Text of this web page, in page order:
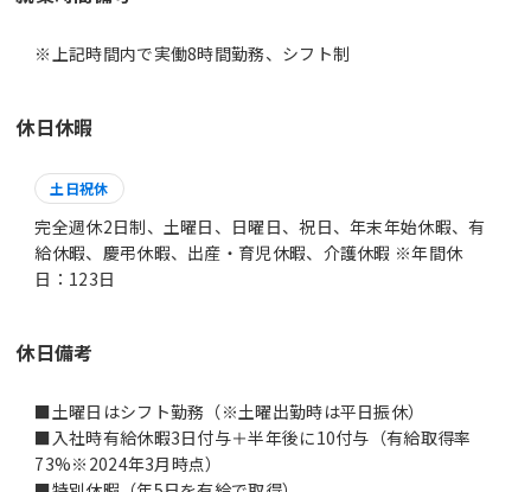
休日休暇
土日祝休
完全週休2日制、土曜日、日曜日、祝日、年末年始休暇、有
給休暇、慶弔休暇、出産・育児休暇、介護休暇 ※年間休
日：123日
休日備考
■土曜日はシフト勤務（※土曜出勤時は平日振休）
■入社時有給休暇3日付与＋半年後に10付与（有給取得率
73%※2024年3月時点）